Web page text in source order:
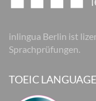
inlingua Berlin ist
Sprachprüfungen.
TOEIC